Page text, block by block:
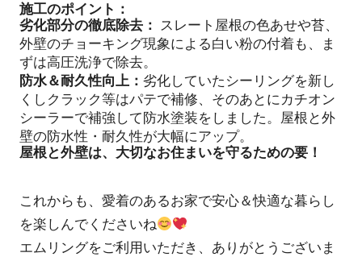
施工のポイント：
劣化部分の徹底除去： スレート屋根の色あせや苔、
外壁のチョーキング現象による白い粉の付着も、ま
ずは高圧洗浄で除去。
防水＆耐久性向上： 劣化していたシーリングを新し
くしクラック等はパテで補修、そのあとにカチオン
シーラーで補強して防水塗装をしました。屋根と外
壁の防水性・耐久性が大幅にアップ。
屋根と外壁は、大切なお住まいを守るための要！
これからも、愛着のあるお家で安心＆快適な暮らし
を楽しんでくださいね
エムリングをご利用いただき、ありがとうございま